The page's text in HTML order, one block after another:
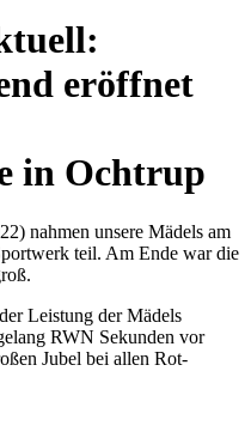
eröffnet
in Ochtrup
nahmen unsere Mädels am
teil. Am Ende war die
Leistung der Mädels
RWN Sekunden vor
Jubel bei allen Rot-